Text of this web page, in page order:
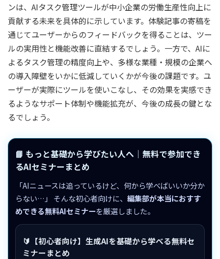
ンは、AIタスク管理ツールが中小企業の労働生産性向上に
貢献する未来を具体的に示しています。体験記事の寄稿を
通じてユーザーからのフィードバックを得ることは、ツー
ルの実用性と機能改善に直結するでしょう。一方で、AIに
よるタスク管理の精度向上や、多様な業種・規模の企業へ
の導入障壁をいかに低減していくかが今後の課題です。ユ
ーザーが実際にツールを使いこなし、その効果を実感でき
るようなサポート体制や機能拡充が、今後の成長の鍵とな
るでしょう。
📘 もっと基礎から学びたい人へ｜無料で参加でき
るAIセミナーまとめ
「AIニュースは追っているけど、何から学べばいいか分か
らない…」 そんな初心者向けに、 編集部が本当におすす
めできる無料AIセミナーを厳選しました。
🔰【初心者向け】生成AIを基礎から学べる無料セ
ミナーまとめ